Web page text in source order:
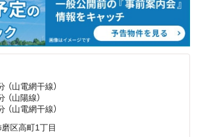
（山電網干線）
（山陽線）
（山電網干線）
区高町1丁目